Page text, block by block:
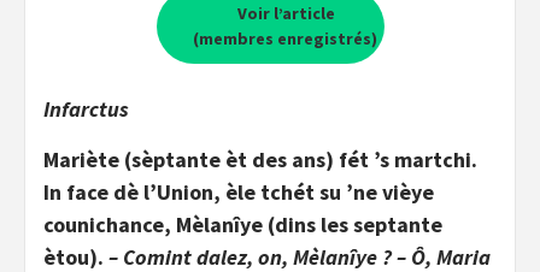
Voir l’article
(membres enregistrés)
Infarctus
Mariète (sèptante èt des ans) fét ’s martchi.
In face dè l’Union, èle tchét su ’ne vièye
counichance, Mèlanîye (dins les septante
ètou). – Comint dalez, on, Mèlanîye ? – Ô, Maria